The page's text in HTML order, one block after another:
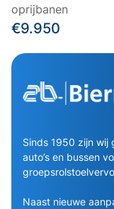
oprijbanen
€9.950
Sinds 1950 zijn wij
auto’s en bussen
Naast nieuwe